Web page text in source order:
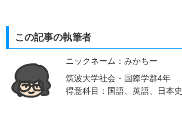
この記事の執筆者
ニックネーム：みかちー
筑波大学社会・国際学群4年
得意科目：国語、英語、日本史